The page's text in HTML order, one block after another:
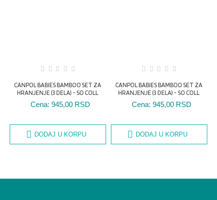
CANPOL BABIES BAMBOO SET ZA
HRANJENJE (3 DELA) - SO COLL
Cena: 945,00 RSD
DODAJ U KORPU
CANPOL BABIES BAMBOO SET ZA
HRANJENJE (3 DELA) - SO COLL
Cena: 945,00 RSD
DODAJ U KORPU